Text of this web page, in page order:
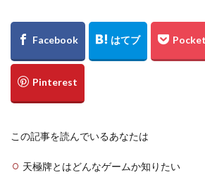
この記事を読んでいるあなたは
天極牌とはどんなゲームか知りたい